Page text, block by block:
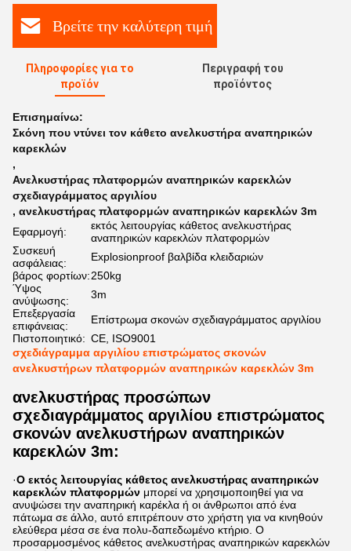
Βρείτε την καλύτερη τιμή
Πληροφορίες για το
προϊόν
Περιγραφή του
προϊόντος
Επισημαίνω:
Σκόνη που ντύνει τον κάθετο ανελκυστήρα αναπηρικών
καρεκλών
,
Ανελκυστήρας πλατφορμών αναπηρικών καρεκλών
σχεδιαγράμματος αργιλίου
, ανελκυστήρας πλατφορμών αναπηρικών καρεκλών 3m
Εφαρμογή:
εκτός λειτουργίας κάθετος ανελκυστήρας
αναπηρικών καρεκλών πλατφορμών
Συσκευή
ασφάλειας:
Explosionproof βαλβίδα κλειδαριών
βάρος φορτίων:250kg
Ύψος
ανύψωσης:
3m
Επεξεργασία
επιφάνειας:
Επίστρωμα σκονών σχεδιαγράμματος αργιλίου
Πιστοποιητικό: CE, ISO9001
σχεδιάγραμμα αργιλίου επιστρώματος σκονών
ανελκυστήρων πλατφορμών αναπηρικών καρεκλών 3m
ανελκυστήρας προσώπων
σχεδιαγράμματος αργιλίου επιστρώματος
σκονών ανελκυστήρων αναπηρικών
καρεκλών 3m:
·Ο εκτός λειτουργίας κάθετος ανελκυστήρας αναπηρικών
καρεκλών πλατφορμών μπορεί να χρησιμοποιηθεί για να
ανυψώσει την αναπηρική καρέκλα ή οι άνθρωποι από ένα
πάτωμα σε άλλο, αυτό επιτρέπουν στο χρήστη για να κινηθούν
ελεύθερα μέσα σε ένα πολυ-δαπεδωμένο κτήριο . Ο
προσαρμοσμένος κάθετος ανελκυστήρας αναπηρικών καρεκλών